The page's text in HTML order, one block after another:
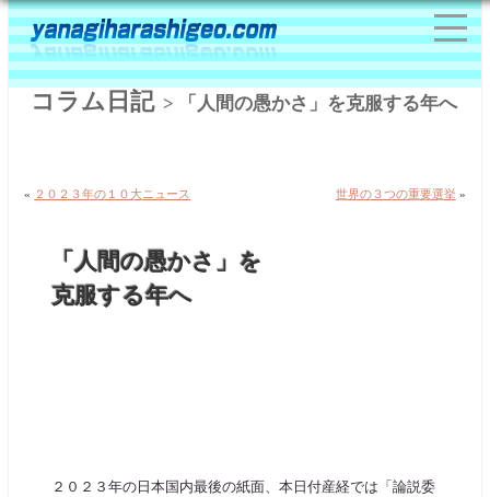
コラム日記> 「人間の愚かさ」を克服する年へ
« ２０２３年の１０大ニュース 世界の３つの重要選挙 »
「人間の愚かさ」を
克服する年へ
２０２３年の日本国内最後の紙面、本日付産経では「論説委